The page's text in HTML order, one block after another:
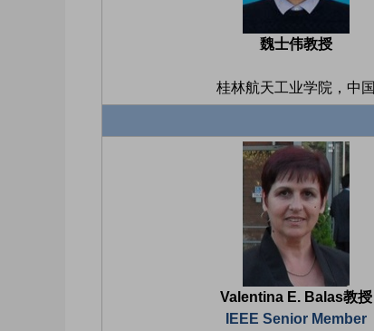
魏士伟教授
桂林航天工业学院，中国
Valentina E. Balas教授
IEEE Senior Member